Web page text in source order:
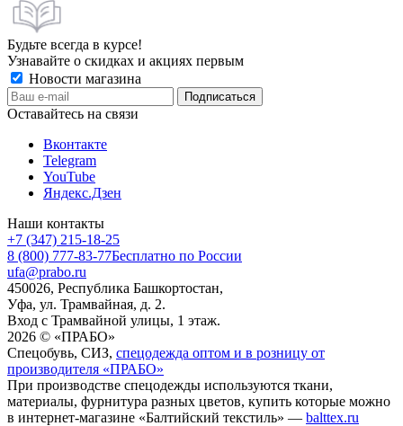
Будьте всегда в курсе!
Узнавайте о скидках и акциях первым
Новости магазина
Оставайтесь на связи
Вконтакте
Telegram
YouTube
Яндекс.Дзен
Наши контакты
+7 (347) 215-18-25
8 (800) 777-83-77Бесплатно по России
ufa@prabo.ru
450026, Республика Башкортостан,
Уфа, ул. Трамвайная, д. 2.
Вход с Трамвайной улицы, 1 этаж.
2026 © «ПРАБО»
Спецобувь, СИЗ, спецодежда оптом и в розницу от
производителя «ПРАБО»
При производстве спецодежды используются ткани,
материалы, фурнитура разных цветов, купить которые можно
в интернет-магазине «Балтийский текстиль» — balttex.ru